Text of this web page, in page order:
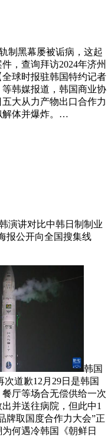
制黑幕屡被诟病，这起
，查询拜访2024年济州
球时报驻韩国特约记者
韩媒报道，韩国商业协
大从力产物出口合作力
解体并爆炸。…
演讲对比中韩日制制业
报公开向全国搜集线
韩国
道歉12月29日是韩国
厅等场合无偿供给一次
并送往病院，但此中1
牌取国度合作力大会”正
何遇冷韩国《朝鲜日